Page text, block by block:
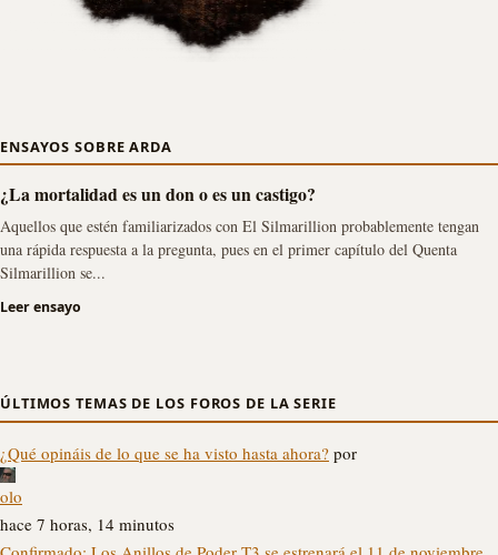
ENSAYOS SOBRE ARDA
¿La mortalidad es un don o es un castigo?
Aquellos que estén familiarizados con El Silmarillion probablemente tengan
una rápida respuesta a la pregunta, pues en el primer capítulo del Quenta
Silmarillion se...
Leer ensayo
ÚLTIMOS TEMAS DE LOS FOROS DE LA SERIE
¿Qué opináis de lo que se ha visto hasta ahora? por
olo
hace 7 horas, 14 minutos